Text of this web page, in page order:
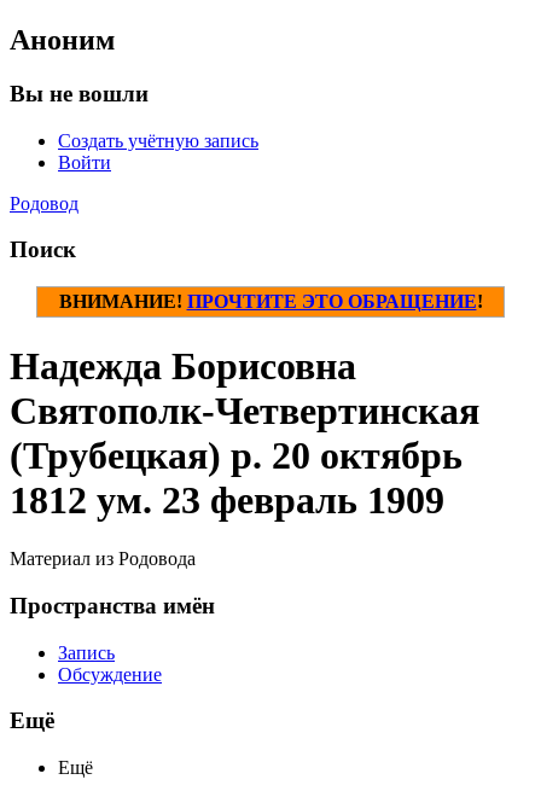
Аноним
Вы не вошли
Создать учётную запись
Войти
Родовод
Поиск
ВНИМАНИЕ! ПРОЧТИТЕ ЭТО ОБРАЩЕНИЕ!
Надежда Борисовна
Святополк-Четвертинская
(Трубецкая) р. 20 октябрь
1812 ум. 23 февраль 1909
Материал из Родовода
Пространства имён
Запись
Обсуждение
Ещё
Ещё